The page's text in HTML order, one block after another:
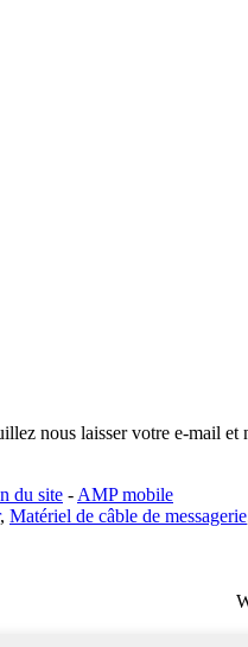
nous laisser votre e-mail et
du site - AMP mobile
, Matériel de câble de messagerie